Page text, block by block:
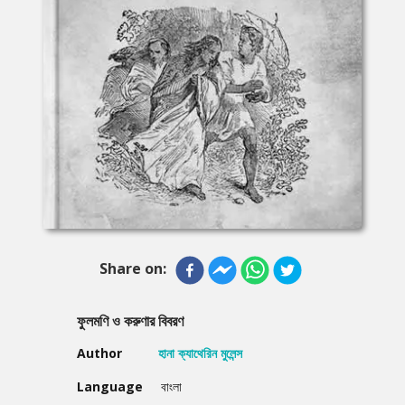
Share on:
ফুলমণি ও করুণার বিবরণ
Author
হানা ক্যাথেরিন মুলেন্স
Language
বাংলা